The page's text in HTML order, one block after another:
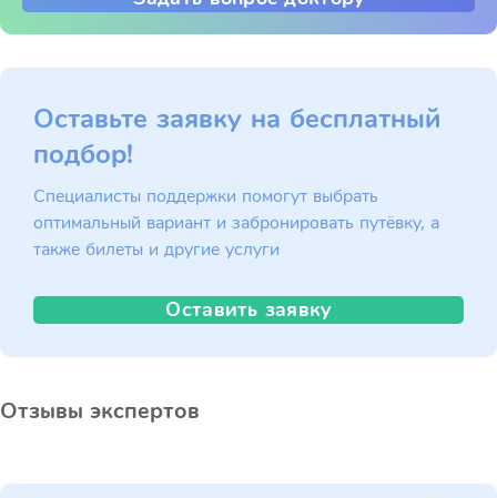
Оставьте заявку на бесплатный
подбор!
Специалисты поддержки помогут выбрать
оптимальный вариант и забронировать путёвку, а
также билеты и другие услуги
Оставить заявку
Отзывы экспертов